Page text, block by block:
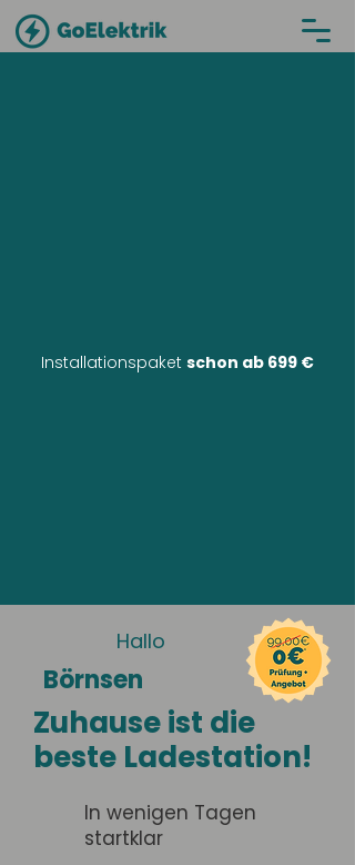
Installationspaket schon ab 699 €
Hallo
Börnsen
Zuhause ist die
beste Ladestation!
In wenigen Tagen
startklar